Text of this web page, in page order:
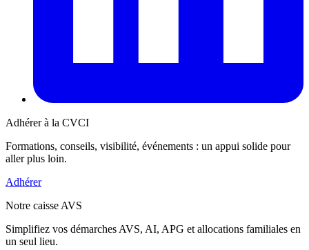
Adhérer à la CVCI
Formations, conseils, visibilité, événements : un appui solide pour
aller plus loin.
Adhérer
Notre caisse AVS
Simplifiez vos démarches AVS, AI, APG et allocations familiales en
un seul lieu.